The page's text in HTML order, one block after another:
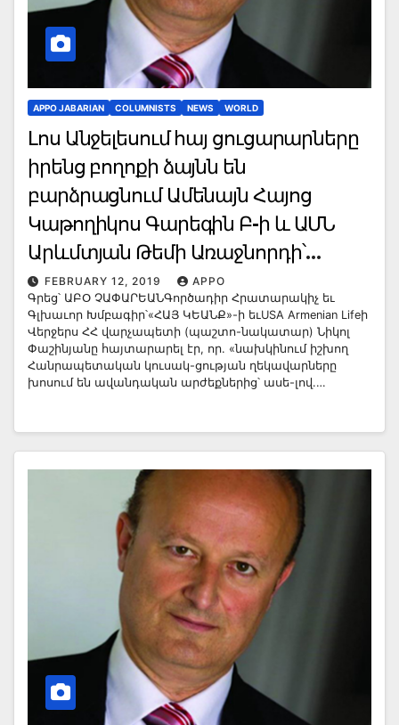
APPO JABARIAN COLUMNISTS NEWS WORLD
Լոս Անջելեսում հայ ցուցարարները
իրենց բողոքի ձայնն են
բարձրացնում Ամենայն Հայոց
Կաթողիկոս Գարեգին Բ-ի և ԱՄՆ
Արևմտյան Թեմի Առաջնորդի՝
կոռումպացված Արքեպիսկոպոս
Հովնան Տերտերյանի դեմ
FEBRUARY 12, 2019
APPO
Գրեց՝ ԱԲՕ ՉԱՓԱՐԵԱՆԳործադիր Հրատարակիչ եւ
Գլխաւոր Խմբագիր՝«ՀԱՅ ԿԵԱՆՔ»-ի եւUSA Armenian Lifeի
Վերջերս ՀՀ վարչապետի (պաշտո-նակատար) Նիկոլ
Փաշինյանը հայտարարել էր, որ. «նախկինում իշխող
Հանրապետական կուսակ-ցության ղեկավարները
խոսում են ավանդական արժեքներից՝ ասե-լով.…